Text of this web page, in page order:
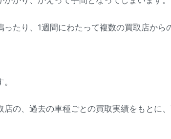
たり、1週間にわたって複数の買取店から
の、過去の車種ごとの買取実績をもとに